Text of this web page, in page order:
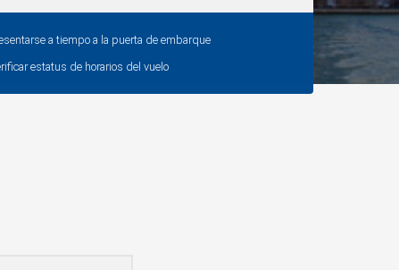
a tiempo a la puerta de embarque
estatus de horarios del vuelo